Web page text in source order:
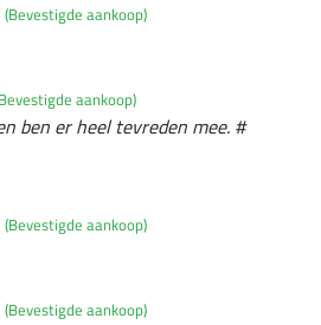
(Bevestigde aankoop)
aankoop)
ben er heel tevreden mee. #
(Bevestigde aankoop)
(Bevestigde aankoop)